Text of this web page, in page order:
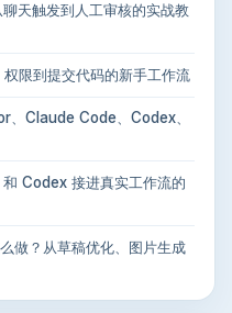
天触发到人工审核的实战教
限到提交代码的新手工作流
、Claude Code、Codex、
Codex 接进真实工作流的
做？从草稿优化、图片生成